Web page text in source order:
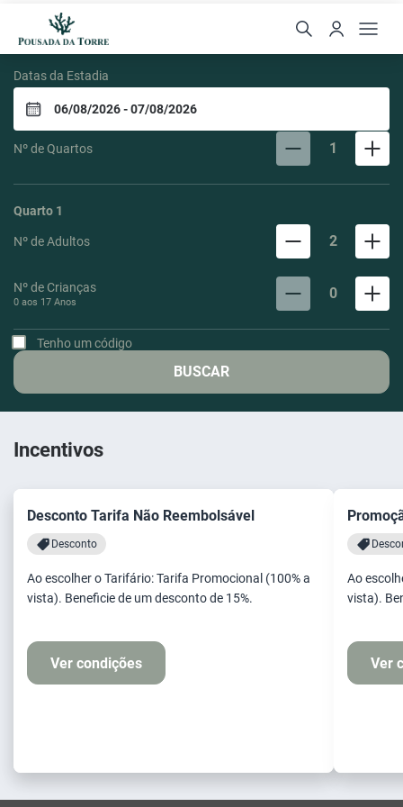
Pousada da Torre
Datas da Estadia
Nº de Quartos 1
Quarto 1
Nº de Adultos 2
Nº de Crianças
0 aos 17 Anos 0
Tenho um código
BUSCAR
Incentivos
Desconto Tarifa Não Reembolsável
Desconto
Ao escolher o Tarifário: Tarifa Promocional (100% a
vista). Beneficie de um desconto de 15%.
Ver condições
Ao
vista).
Ver